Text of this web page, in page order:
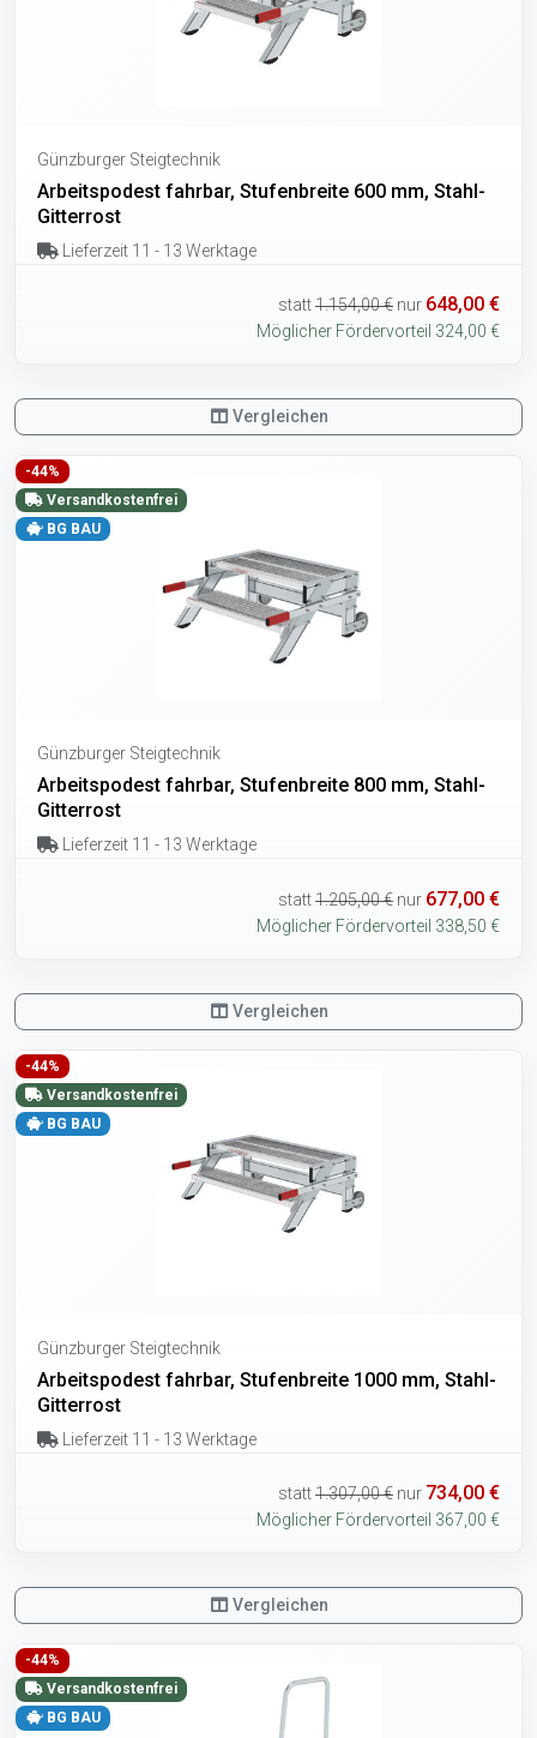
Günzburger Steigtechnik
Arbeitspodest fahrbar, Stufenbreite 600 mm, Stahl-
Gitterrost
Lieferzeit 11 - 13 Werktage
statt1.154,00 € nur 648,00 €
Möglicher Fördervorteil 324,00 €
Vergleichen
-44%
Versandkostenfrei
BG BAU
Günzburger Steigtechnik
Arbeitspodest fahrbar, Stufenbreite 800 mm, Stahl-
Gitterrost
Lieferzeit 11 - 13 Werktage
statt1.205,00 € nur 677,00 €
Möglicher Fördervorteil 338,50 €
Vergleichen
-44%
Versandkostenfrei
BG BAU
Günzburger Steigtechnik
Arbeitspodest fahrbar, Stufenbreite 1000 mm, Stahl-
Gitterrost
Lieferzeit 11 - 13 Werktage
statt1.307,00 € nur 734,00 €
Möglicher Fördervorteil 367,00 €
Vergleichen
-44%
Versandkostenfrei
BG BAU